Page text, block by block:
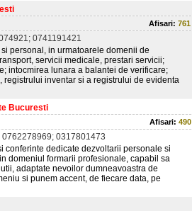
Afisari: 761
0741191421
personal, in urmatoarele domenii de
servicii medicale, prestari servicii;
intocmirea lunara a balantei de verificare;
inventar si a registrului de evidenta
Bucuresti
Afisari: 490
0762278969; 0317801473
conferinte dedicate dezvoltarii personale si
domeniul formarii profesionale, capabil sa
adaptate nevoilor dumneavoastra de
si punem accent, de fiecare data, pe